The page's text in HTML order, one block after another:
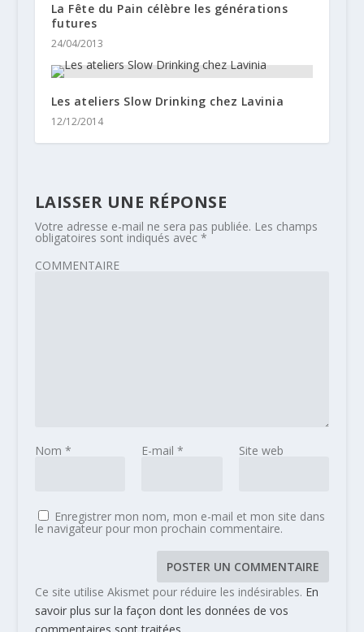
La Fête du Pain célèbre les générations
futures
24/04/2013
Les ateliers Slow Drinking chez Lavinia
12/12/2014
LAISSER UNE RÉPONSE
Votre adresse e-mail ne sera pas publiée. Les champs
obligatoires sont indiqués avec *
COMMENTAIRE
Nom * E-mail * Site web
Enregistrer mon nom, mon e-mail et mon site dans
le navigateur pour mon prochain commentaire.
Ce site utilise Akismet pour réduire les indésirables. En
savoir plus sur la façon dont les données de vos